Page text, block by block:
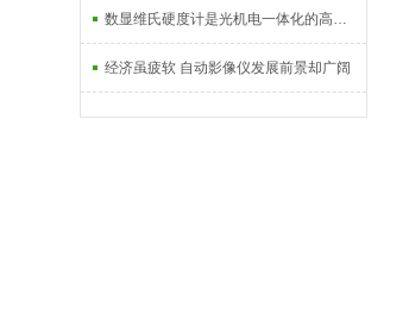
数显维氏硬度计是光机电一体化的高新技术产品
经济虽疲软 自动影像仪发展前景却广阔